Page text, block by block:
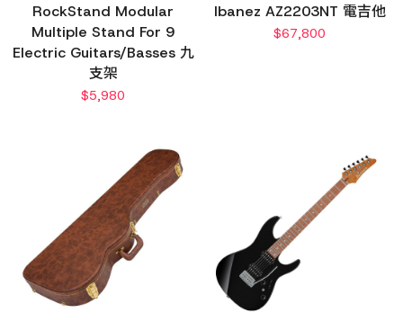
RockStand Modular
Multiple Stand For 9
Electric Guitars/Basses 九
支架
$5,980
Ibanez AZ2203NT 電吉他
$67,800